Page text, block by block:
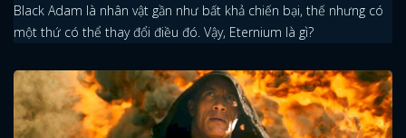
Black Adam là nhân vật gần như bất khả chiến bại, thế nhưng có
một thứ có thể thay đổi điều đó. Vậy, Eternium là gì?